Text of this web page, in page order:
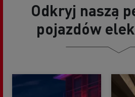
Odkryj naszą
pojazdów